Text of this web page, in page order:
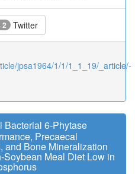
2 Twitter
jpsa1964/1/1/1_1_19/_article/-
Bacterial 6-Phytase
Precaecal
and Bone Mineralization
Meal Diet Low in